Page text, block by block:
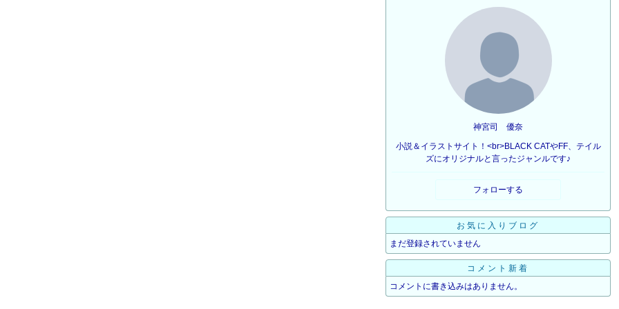
神宮司 優奈
小説＆イラストサイト！<br>BLACK CATやFF、テイル
ズにオリジナルと言ったジャンルです♪
フォローする
お気に入りブログ
まだ登録されていません
コメント新着
コメントに書き込みはありません。